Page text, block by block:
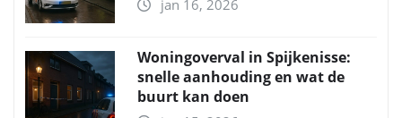
jan 16, 2026
Woningoverval in Spijkenisse:
snelle aanhouding en wat de
buurt kan doen